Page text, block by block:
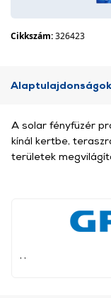
Cikkszám:326423
Alaptulajdonságok
A solar fényfüzér
kínál kertbe,
területek